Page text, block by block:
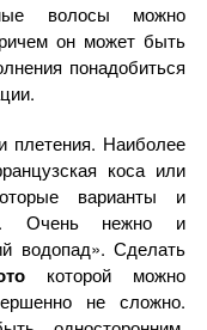
волосы можно
он может быть
понадобиться
плетения. Наиболее
коса или
варианты и
Очень нежно и
водопад». Сделать
которой можно
не сложно.